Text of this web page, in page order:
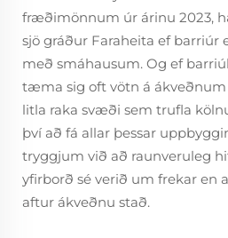
fræðimönnum úr árinu 2023,
sjö gráður Faraheita ef barriúr
með smáhausum. Og ef
tæma sig oft vötn á
litla raka svæði sem trufla
því að fá allar þessar
tryggjum við að raunveruleg
yfirborð sé verið um frekar en
aftur ákveðnu stað.